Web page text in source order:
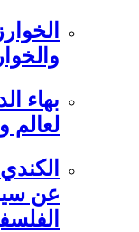
بهاء
لعالم
عن